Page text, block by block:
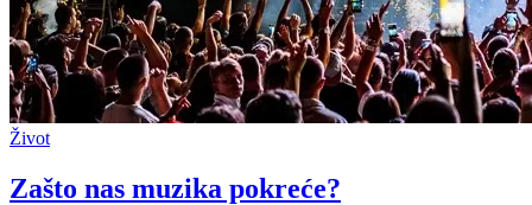
Život
Zašto nas muzika pokreće?